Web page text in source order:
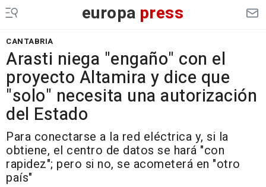
europa press
CANTABRIA
Arasti niega "engaño" con el
proyecto Altamira y dice que
"solo" necesita una autorización
del Estado
Para conectarse a la red eléctrica y, si la
obtiene, el centro de datos se hará "con
rapidez"; pero si no, se acometerá en "otro
país"